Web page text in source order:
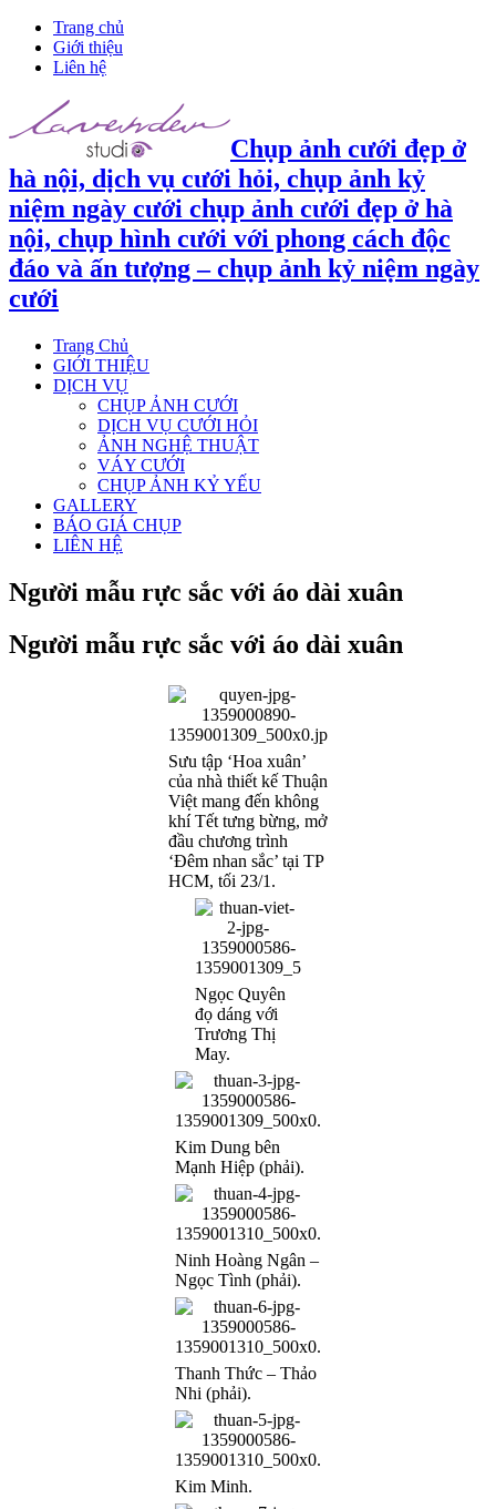
Trang chủ
Giới thiệu
Liên hệ
Chụp ảnh cưới đẹp ở
hà nội, dịch vụ cưới hỏi, chụp ảnh kỷ
niệm ngày cưới chụp ảnh cưới đẹp ở hà
nội, chụp hình cưới với phong cách độc
đáo và ấn tượng – chụp ảnh kỷ niệm ngày
cưới
Trang Chủ
GIỚI THIỆU
DỊCH VỤ
CHỤP ẢNH CƯỚI
DỊCH VỤ CƯỚI HỎI
ẢNH NGHỆ THUẬT
VÁY CƯỚI
CHỤP ẢNH KỶ YẾU
GALLERY
BÁO GIÁ CHỤP
LIÊN HỆ
Người mẫu rực sắc với áo dài xuân
Người mẫu rực sắc với áo dài xuân
Sưu tập ‘Hoa xuân’
của nhà thiết kế Thuận
Việt mang đến không
khí Tết tưng bừng, mở
đầu chương trình
‘Đêm nhan sắc’ tại TP
HCM, tối 23/1.
Ngọc Quyên
đọ dáng với
Trương Thị
May.
Kim Dung bên
Mạnh Hiệp (phải).
Ninh Hoàng Ngân –
Ngọc Tình (phải).
Thanh Thức – Thảo
Nhi (phải).
Kim Minh.